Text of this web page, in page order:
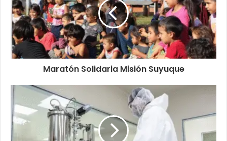
Maratón Solidaria Misión Suyuque